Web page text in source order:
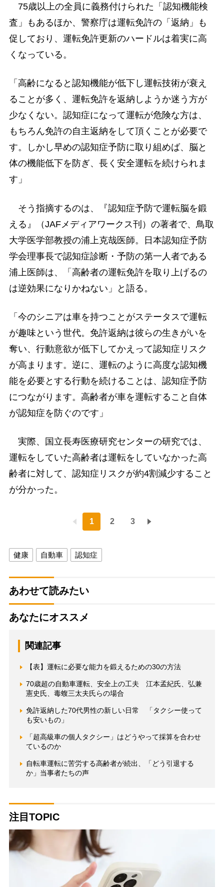
75歳以上の全員に義務付けられた「認知機能検
査」もあるほか、警察庁は運転免許の「返納」も
促しており、運転免許更新のハードルは着実に高
くなっている。
「高齢になると認知機能が低下し運転技術が衰え
ることが多く、運転免許を返納しようか迷う方が
少なくない。認知症になって運転が危険な方は、
もちろん免許の自主返納をして頂くことが必要で
す。しかし早めの認知症予防に取り組めば、脳と
体の機能低下を防ぎ、長く安全運転を続けられま
す」
そう指摘するのは、『認知症予防で運転脳を鍛
える』（JAFメディアワークス刊）の著者で、鳥取
大学医学部教授の浦上克哉医師。日本認知症予防
学会理事長で認知症診断・予防の第一人者である
浦上医師は、「高齢者の運転免許を取り上げるの
は逆効果になりかねない」と語る。
「今のシニアは車を持つことがステータスで運転
が趣味という世代。免許返納は彼らの生きがいを
奪い、行動意欲が低下してかえって認知症リスク
が高まります。逆に、運転のように高度な認知機
能を必要とする行動を続けることは、認知症予防
につながります。高齢者が車を運転すること自体
が認知症を防ぐのです」
実際、国立長寿医療研究センターの研究では、
運転をしていた高齢者は運転をしていなかった高
齢者に対して、認知症リスクが約4割減少すること
が分かった。
1 2 3
健康 自動車 認知症
あわせて読みたい
あなたにオススメ
関連記事
【表】運転に必要な能力を鍛えるための30の方法
70歳超の自動車運転、安全上の工夫 江本孟紀氏、弘兼
憲史氏、毒蝮三太夫氏らの場合
免許返納した70代男性の新しい日常 「タクシー使って
も安いもの」
「超高級車の個人タクシー」はどうやって採算を合わせ
ているのか
自転車運転に苦労する高齢者が続出、「どう引退する
か」当事者たちの声
注目TOPIC